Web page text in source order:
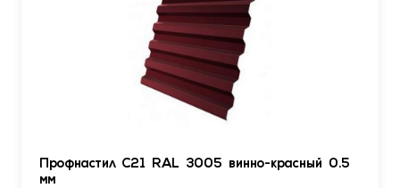
Профнастил С21 RAL 3005 винно-красный 0.5
мм